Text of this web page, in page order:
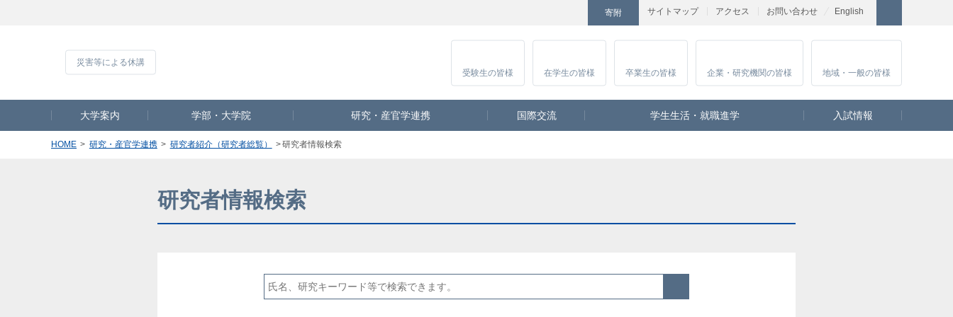
サイトマップ アクセス お問い合わせ
寄附 English
Instagram
受験生の皆様 在学生の皆様 卒業生の皆様 企業・研究機関の皆様 地域・一般の皆様
大学案内 学部・大学院 研究・産官学連携 国際交流 学生生活・就職進学 入試情報
HOME 研究・産官学連携 研究者紹介（研究者総覧） 研究者情報検索
研究者情報検索